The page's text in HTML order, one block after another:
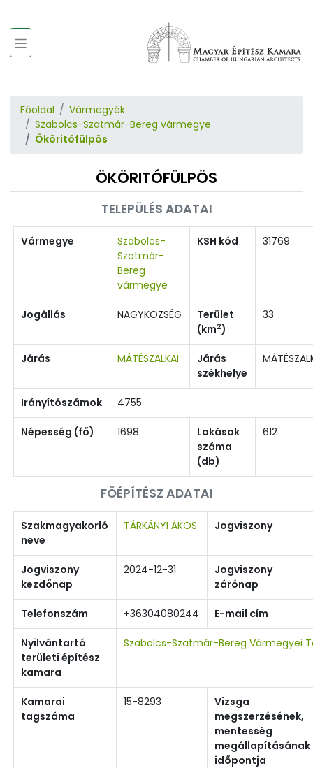
Főoldal
Vármegyék
Szabolcs-Szatmár-Bereg vármegye
Ököritófülpös
ÖKÖRITÓFÜLPÖS
TELEPÜLÉS ADATAI
Vármegye
Szabolcs-
Szatmár-
Bereg
vármegye
KSH kód 31769
Jogállás NAGYKÖZSÉG
Terület
(km2)
33
Járás MÁTÉSZALKAI
Járás
székhelye
Irányítószámok 4755
Népesség (fő) 1698
Lakások
száma
(db)
612
FŐÉPÍTÉSZ ADATAI
Szakmagyakorló
neve
TÁRKÁNYI ÁKOS Jogviszony
Jogviszony
kezdőnap
2024-12-31
Jogviszony
zárónap
Telefonszám +36304080244 E-mail cím
Nyilvántartó
területi építész
kamara
Szabolcs-Szatmár-Bereg Vármegyei
Kamarai
tagszáma
15-8293
Vizsga
megszerzésének,
mentesség
megállapításának
időpontja